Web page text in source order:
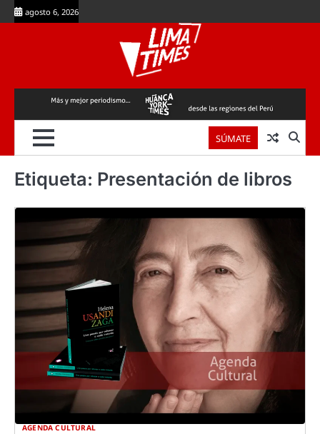
Skip
to
agosto 6, 2026
SÚMATE
Etiqueta: Presentación de libros
AGENDA CULTURAL